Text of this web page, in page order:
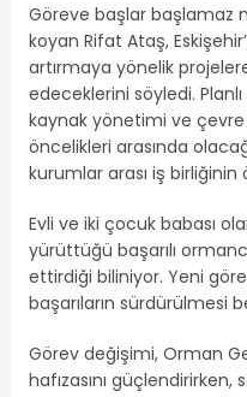
Göreve başlar başlamaz
koyan Rifat Ataş,
artırmaya yönelik
edeceklerini söyledi.
kaynak yönetimi ve çevre
öncelikleri arasında
kurumlar arası iş
Evli ve iki çocuk babası
yürüttüğü başarılı
ettirdiği biliniyor. Yeni
başarıların sürdürülmesi
Görev değişimi, Orman
hafızasını güçlendirirken,